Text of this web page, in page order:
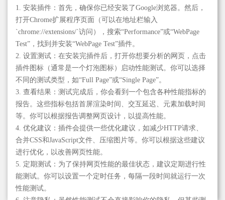
1. 安装插件：首先，确保你已经安装了Google浏览器。然后，
打开Chrome扩展程序页面（可以在地址栏输入
`chrome://extensions/`访问），搜索“Performance”或“WebPage
Test”，找到并安装“WebPage Test”插件。
2. 设置测试：在安装完插件后，打开你想要分析的网页，点击
插件图标（通常是一个灯泡图标）启动性能测试。你可以选择
不同的测试类型，如“Full Page”或“Single Page”。
3. 查看结果：测试完成后，你会看到一个包含各种性能指标的
报告。这些指标包括首屏渲染时间、交互延迟、元素加载时间
等。你可以根据报告调整网页设计，以提高性能。
4. 优化建议：插件会提供一些优化建议，如减少HTTP请求、
合并CSS和JavaScript文件、压缩图片等。你可以根据这些建议
进行优化，以改善网页性能。
5. 定期测试：为了保持网页性能的最佳状态，建议定期进行性
能测试。你可以设置一个定时任务，每隔一段时间就运行一次
性能测试。